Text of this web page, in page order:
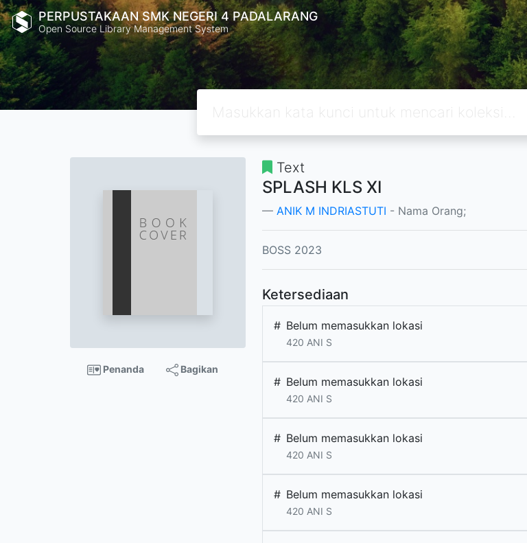
PERPUSTAKAAN SMK NEGERI 4 PADALARANG
Open Source Library Management System
Penanda Bagikan
Text
SPLASH KLS XI
ANIK M INDRIASTUTI - Nama Orang;
BOSS 2023
Ketersediaan
# Belum memasukkan lokasi
420 ANI S
# Belum memasukkan lokasi
420 ANI S
# Belum memasukkan lokasi
420 ANI S
# Belum memasukkan lokasi
420 ANI S